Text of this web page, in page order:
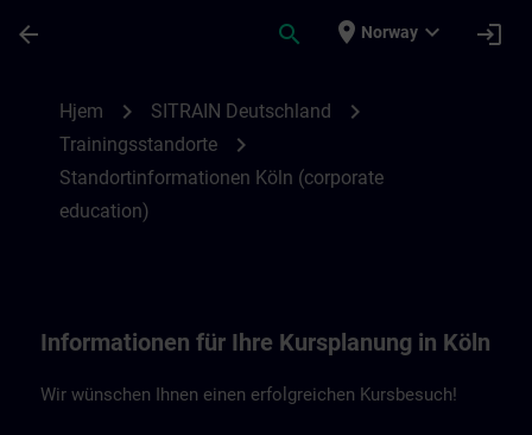
arrow_back search place Norway expand_more login
Hjem chevron_right SITRAIN Deutschland chevron_right
Trainingsstandorte chevron_right
Standortinformationen Köln (corporate
education)
Informationen für Ihre Kursplanung in Köln
Wir wünschen Ihnen einen erfolgreichen Kursbesuch!